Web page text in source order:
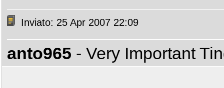
Inviato: 25 Apr 2007 22:09
anto965 - Very Important